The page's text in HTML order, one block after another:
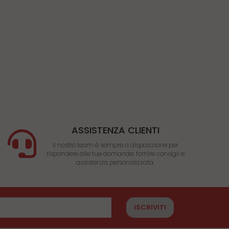
ASSISTENZA CLIENTI
Il nostro team è sempre a disposizione per
rispondere alle tue domande. fornire consigli e
assistenza personalizzata.
ISCRIVITI